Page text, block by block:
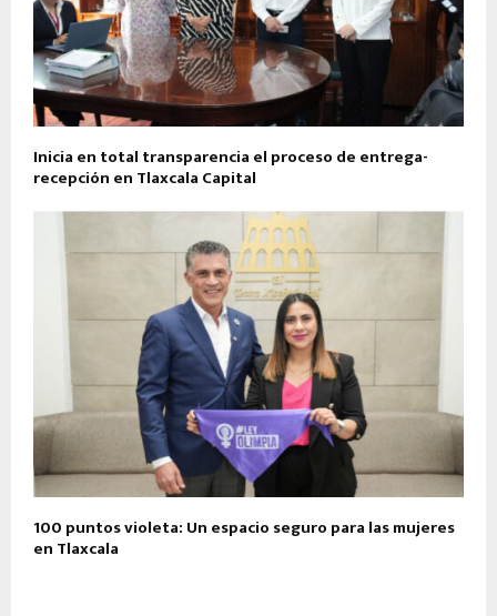
Inicia en total transparencia el proceso de entrega-
recepción en Tlaxcala Capital
100 puntos violeta: Un espacio seguro para las mujeres
en Tlaxcala